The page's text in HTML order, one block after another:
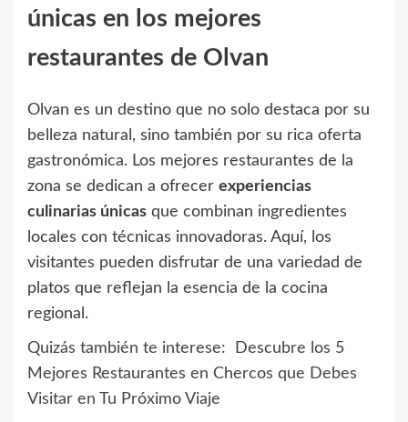
únicas en los mejores
restaurantes de Olvan
Olvan es un destino que no solo destaca por su
belleza natural, sino también por su rica oferta
gastronómica. Los mejores restaurantes de la
zona se dedican a ofrecer experiencias
culinarias únicas que combinan ingredientes
locales con técnicas innovadoras. Aquí, los
visitantes pueden disfrutar de una variedad de
platos que reflejan la esencia de la cocina
regional.
Quizás también te interese:
Descubre los 5
Mejores Restaurantes en Chercos que Debes
Visitar en Tu Próximo Viaje